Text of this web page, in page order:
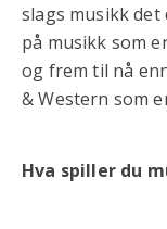
slags musikk det
på musikk som
og frem til nå
& Western som
Hva spiller du